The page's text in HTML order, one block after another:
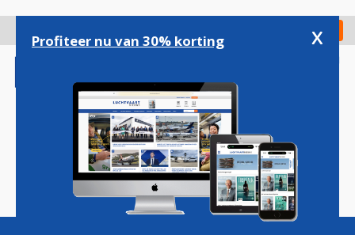
gaan
Check in
Magazine Podcasts Vacatures
Profiteer nu van 30% korting x